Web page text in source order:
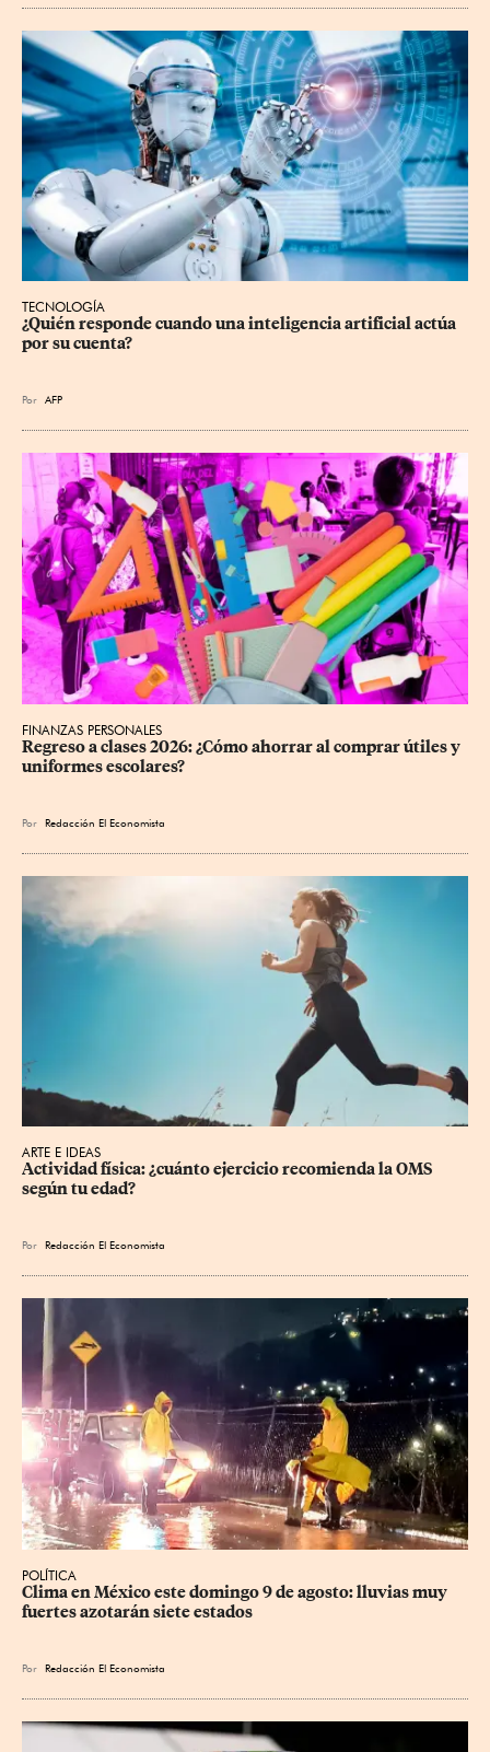
TECNOLOGÍA
¿Quién responde cuando una inteligencia artificial actúa
por su cuenta?
Por AFP
FINANZAS PERSONALES
Regreso a clases 2026: ¿Cómo ahorrar al comprar útiles y
uniformes escolares?
Por Redacción El Economista
ARTE E IDEAS
Actividad física: ¿cuánto ejercicio recomienda la OMS
según tu edad?
Por Redacción El Economista
POLÍTICA
Clima en México este domingo 9 de agosto: lluvias muy
fuertes azotarán siete estados
Por Redacción El Economista